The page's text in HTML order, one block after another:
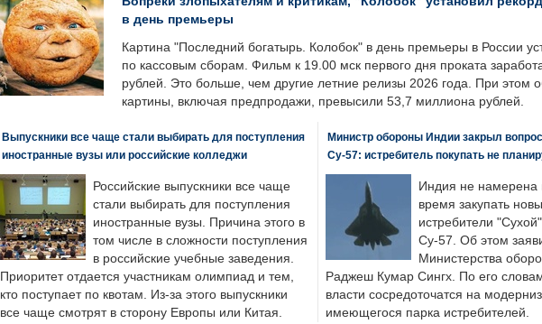
в день премьеры
Картина "Последний богатырь. Колобок" в день премьеры в России
по кассовым сборам. Фильм к 19.00 мск первого дня проката
рублей. Это больше, чем другие летние релизы 2026 года. При этом
картины, включая предпродажи, превысили 53,7 миллиона рублей.
Выпускники все чаще стали выбирать для поступления
иностранные вузы или российские колледжи
Российские выпускники все чаще
стали выбирать для поступления
иностранные вузы. Причина этого в
том числе в сложности поступления
в российские учебные заведения.
Приоритет отдается участникам олимпиад и тем,
кто поступает по квотам. Из-за этого выпускники
все чаще смотрят в сторону Европы или Китая.
Министр обороны Индии закрыл
Су-57: истребитель покупать не
Индия не намерена
время закупать
истребители
Су-57. Об этом
Министерства
Раджеш Кумар Сингх. По его
власти сосредоточатся на
имеющегося парка истребителей.